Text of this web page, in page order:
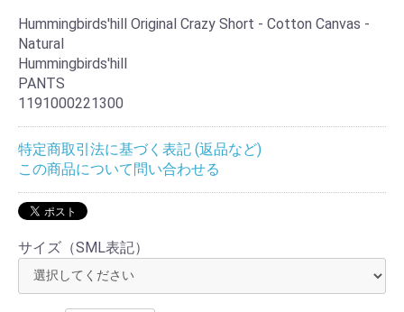
Hummingbirds'hill Original Crazy Short - Cotton Canvas -
Natural
Hummingbirds'hill
PANTS
1191000221300
特定商取引法に基づく表記 (返品など)
この商品について問い合わせる
サイズ（SML表記）